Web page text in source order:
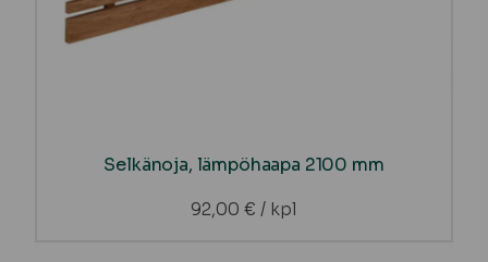
Selkänoja, lämpöhaapa 2100 mm
92,00 € / kpl